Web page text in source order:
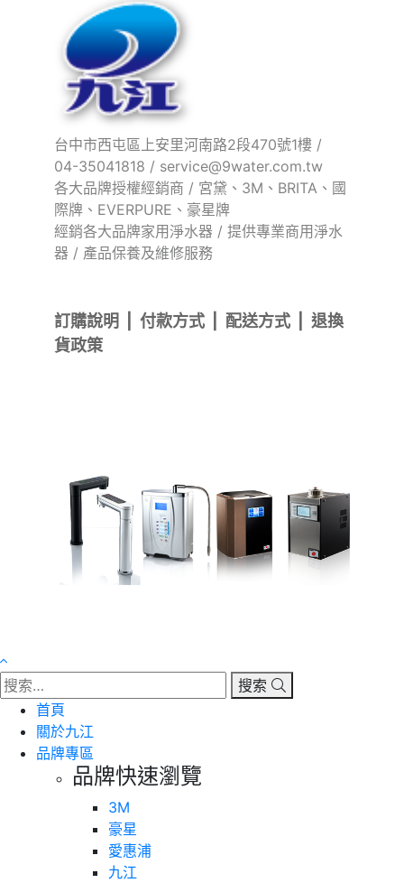
台中市西屯區上安里河南路2段470號1樓 /
04-35041818 / service@9water.com.tw
各大品牌授權經銷商 / 宮黛、3M、BRITA、國
際牌、EVERPURE、豪星牌
經銷各大品牌家用淨水器 / 提供專業商用淨水
器 / 產品保養及維修服務
訂購說明 付款方式 配送方式
退換
貨政策
搜索
首頁
關於九江
品牌專區
品牌快速瀏覽
3M
豪星
愛惠浦
九江